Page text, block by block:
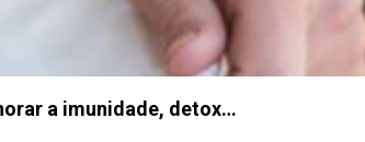
a imunidade, detox…